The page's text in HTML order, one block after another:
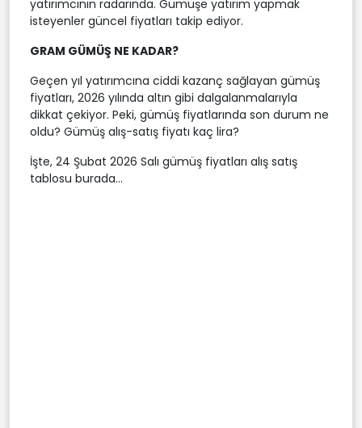
yatırımcının radarında. Gümüşe yatırım yapmak
isteyenler güncel fiyatları takip ediyor.
GRAM GÜMÜŞ NE KADAR?
Geçen yıl yatırımcına ciddi kazanç sağlayan gümüş
fiyatları, 2026 yılında altın gibi dalgalanmalarıyla
dikkat çekiyor. Peki, gümüş fiyatlarında son durum ne
oldu? Gümüş alış-satış fiyatı kaç lira?
İşte, 24 Şubat 2026 Salı gümüş fiyatları alış satış
tablosu burada...